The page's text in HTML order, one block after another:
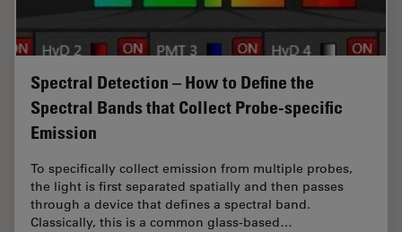
Spectral Detection – How to Define the
Spectral Bands that Collect Probe-specific
Emission
To specifically collect emission from multiple probes,
the light is first separated spatially and then passes
through a device that defines a spectral band.
Classically, this is a common glass-based…